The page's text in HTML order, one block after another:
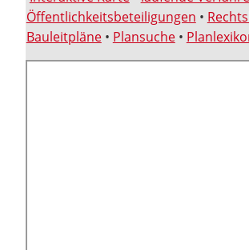
Öffentlichkeitsbeteiligungen •
Bauleitpläne• Plansuche•